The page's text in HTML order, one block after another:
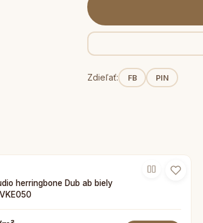
Zdieľať: FB PIN
herringbone Dub ab biely